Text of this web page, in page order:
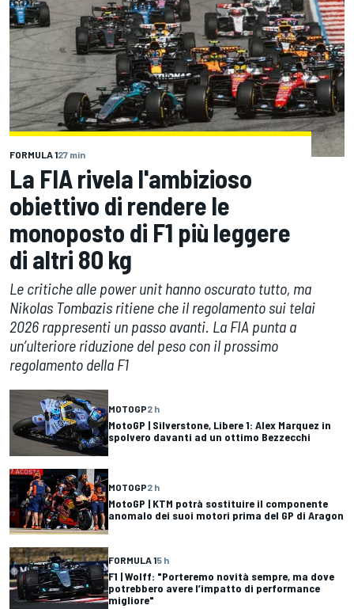
FORMULA 127 min
La FIA rivela l'ambizioso
obiettivo di rendere le
monoposto di F1 più leggere
di altri 80 kg
Le critiche alle power unit hanno oscurato tutto, ma
Nikolas Tombazis ritiene che il regolamento sui telai
2026 rappresenti un passo avanti. La FIA punta a
un’ulteriore riduzione del peso con il prossimo
regolamento della F1
MOTOGP2 h
MotoGP | Silverstone, Libere 1: Alex Marquez in
spolvero davanti ad un ottimo Bezzecchi
MOTOGP2 h
MotoGP | KTM potrà sostituire il componente
anomalo dei suoi motori prima del GP di Aragon
FORMULA 15 h
F1 | Wolff: "Porteremo novità sempre, ma dove
potrebbero avere l’impatto di performance
migliore"